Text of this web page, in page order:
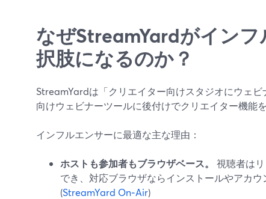
なぜStreamYardがイン
択肢になるのか？
StreamYardは「クリエイター向けスタジオにウェ
向けウェビナーツールに後付けでクリエイター機能
インフルエンサーに最適な主な理由：
ホストも参加者もブラウザベース。
視聴者は
でき、対応ブラウザならインストールやアカウ
(StreamYard On‑Air)